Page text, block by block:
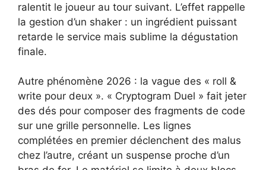
ralentit le joueur au tour suivant. L’effet rappelle
la gestion d’un shaker : un ingrédient puissant
retarde le service mais sublime la dégustation
finale.
Autre phénomène 2026 : la vague des « roll &
write pour deux ». « Cryptogram Duel » fait jeter
des dés pour composer des fragments de code
sur une grille personnelle. Les lignes
complétées en premier déclenchent des malus
chez l’autre, créant un suspense proche d’un